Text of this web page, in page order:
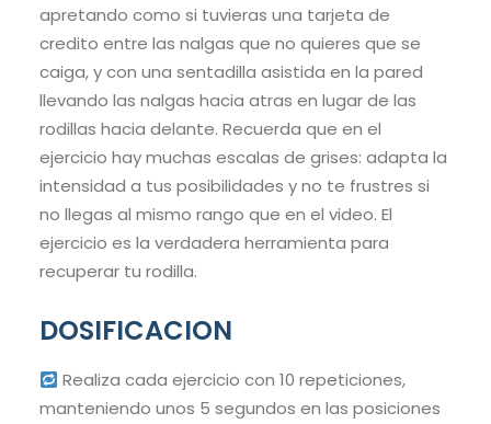
apretando como si tuvieras una tarjeta de
credito entre las nalgas que no quieres que se
caiga, y con una sentadilla asistida en la pared
llevando las nalgas hacia atras en lugar de las
rodillas hacia delante. Recuerda que en el
ejercicio hay muchas escalas de grises: adapta la
intensidad a tus posibilidades y no te frustres si
no llegas al mismo rango que en el video. El
ejercicio es la verdadera herramienta para
recuperar tu rodilla.
DOSIFICACION
Realiza cada ejercicio con 10 repeticiones,
manteniendo unos 5 segundos en las posiciones